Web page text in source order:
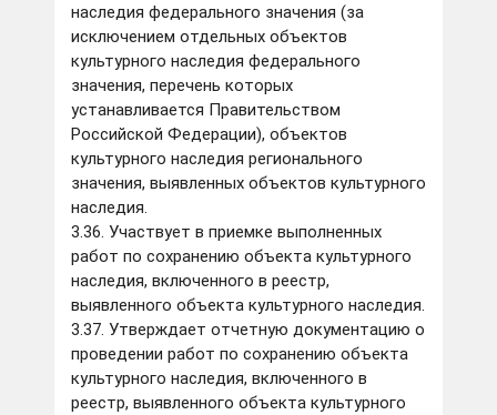
наследия федерального значения (за
исключением отдельных объектов
культурного наследия федерального
значения, перечень которых
устанавливается Правительством
Российской Федерации), объектов
культурного наследия регионального
значения, выявленных объектов культурного
наследия.
3.36. Участвует в приемке выполненных
работ по сохранению объекта культурного
наследия, включенного в реестр,
выявленного объекта культурного наследия.
3.37. Утверждает отчетную документацию о
проведении работ по сохранению объекта
культурного наследия, включенного в
реестр, выявленного объекта культурного